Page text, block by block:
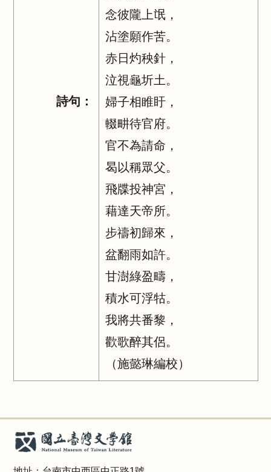
詩句：
念彼隴上氓，
沾塗願作苦。
赤日灼秧針，
泣視龜圻土。
婦子相睢盱，
輟畊待官府。
官不為請命，
曷以稱眾父。
飛牒投神宮，
藉達天帝所。
步禱初歸來，
盆翻雨如許。
甘澍綠盈疇，
積水可浮牯。
我將共番黎，
歡歌醉其侶。
（施懿琳編校）